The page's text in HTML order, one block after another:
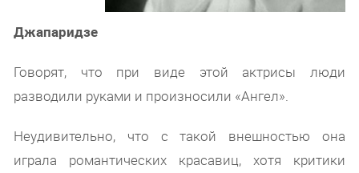
Джапаридзе
Говорят, что при виде этой актрисы люди
разводили руками и произносили «Ангел».
Неудивительно, что с такой внешностью она
играла романтических красавиц, хотя критики